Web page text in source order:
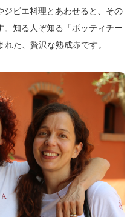
ジビエ料理とあわせると、その
。知る人ぞ知る「ボッティチー
れた、贅沢な熟成赤です。